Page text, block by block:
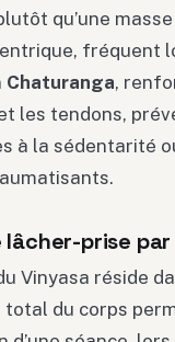
qu’une
fréquent
Chaturanga,
les tendons,
à la sédentarité
prise
Vinyasa réside
total du corps